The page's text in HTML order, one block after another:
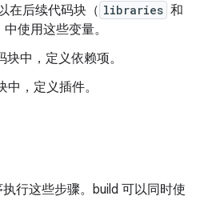
在后续代码块（ libraries 和
使用这些变量。
块中，定义依赖项。
中，定义插件。
行这些步骤。build 可以同时使